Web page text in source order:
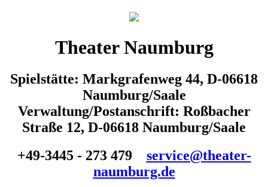
Theater Naumburg
Spielstätte: Markgrafenweg 44, D-06618
Naumburg/Saale
Verwaltung/Postanschrift: Roßbacher
Straße 12, D-06618 Naumburg/Saale
+49-3445 - 273 479
service@theater-
naumburg.de